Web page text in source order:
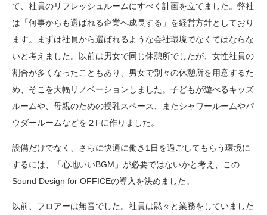
て、社員のリフレッシュルームにすべく計画を立てました。弊社
は「何事からも選ばれる企業へ成長する」を経営方針としており
ます。まずは社員から選ばれるような会社環境でなくてはならな
いと考えました。以前は男女で同じ休憩所でしたが、女性社員の
割合が多くなったこともあり、男女で別々の休憩所を用意するた
め、そこを大幅リノベーションしました。子どもが遊べるキッズ
ルームや、母親のための授乳スペース、またシャワールームやパ
ウダールームなどを２Fに作りました。
設備だけでなく、さらに快適に働き1日を過ごしてもらう環境に
するには、「心地いいBGM」が必要ではないかと考え、この
Sound Design for OFFICEの導入を決めました。
以前、フロアーは無音でした。社員は黙々と業務をしていました